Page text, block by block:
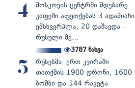
4
მოსკოვის ცენტრში მდებარე
კაფეში აფეთქებას 3 ადამიანი
ემსხვერპლა, 20 დაშავდა -
რუსული მე...
3787ნახვა
5
რუსებმა ერთ კვირაში
თითქმის 1900 დრონი, 1600
ბომბი და 144 რაკეტა